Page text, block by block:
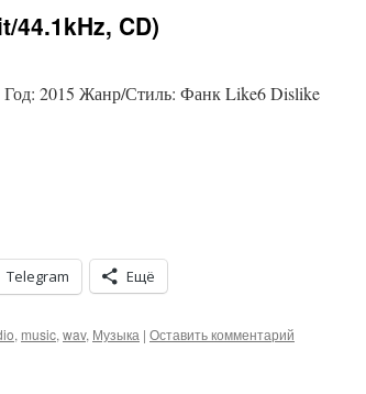
44.1kHz, CD)
2015 Жанр/Стиль: Фанк Like6 Dislike
Telegram Ещё
, music, wav, Музыка | Оставить комментарий